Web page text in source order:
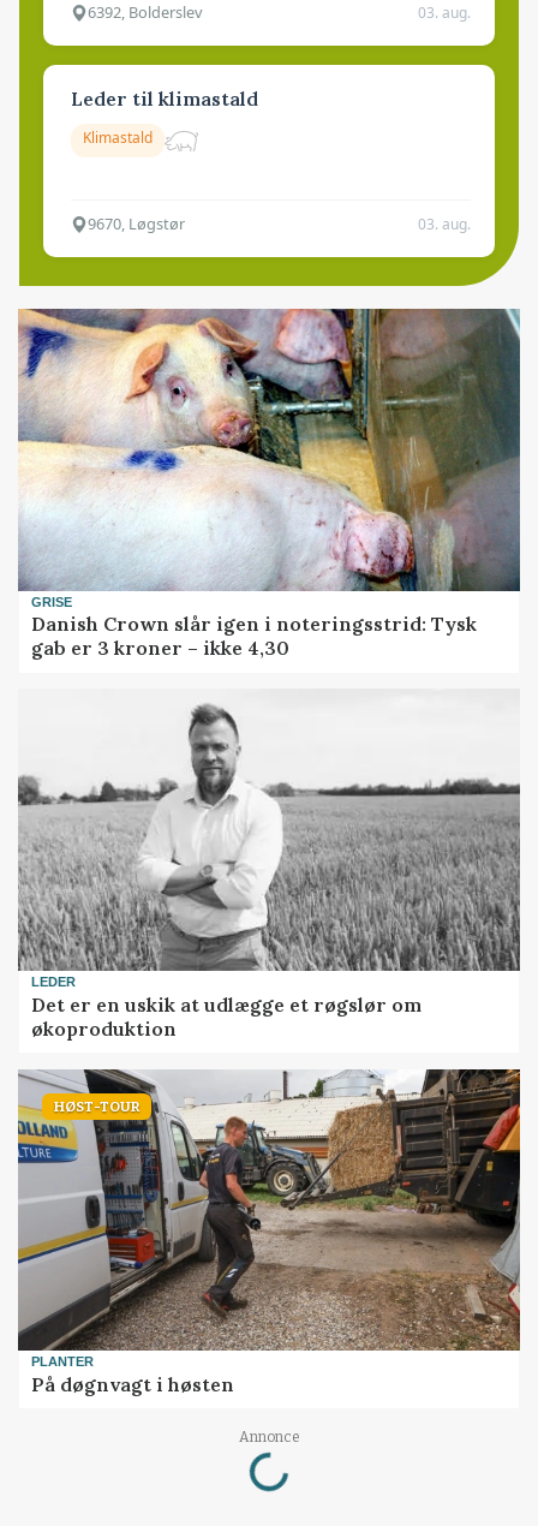
6392, Bolderslev 03. aug.
Leder til klimastald
Klimastald
9670, Løgstør 03. aug.
GRISE
Danish Crown slår igen i noteringsstrid: Tysk
gab er 3 kroner – ikke 4,30
LEDER
Det er en uskik at udlægge et røgslør om
økoproduktion
HØST-TOUR
PLANTER
På døgnvagt i høsten
Annonce
Loading...